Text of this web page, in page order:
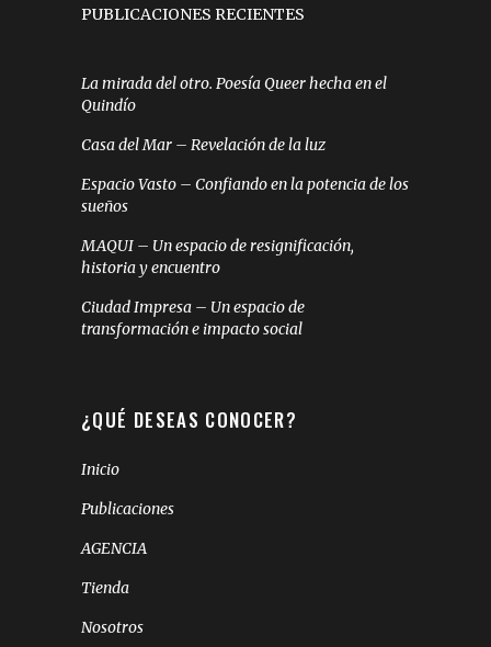
PUBLICACIONES RECIENTES
La mirada del otro. Poesía Queer hecha en el
Quindío
Casa del Mar – Revelación de la luz
Espacio Vasto – Confiando en la potencia de los
sueños
MAQUI – Un espacio de resignificación,
historia y encuentro
Ciudad Impresa – Un espacio de
transformación e impacto social
¿QUÉ DESEAS CONOCER?
Inicio
Publicaciones
AGENCIA
Tienda
Nosotros